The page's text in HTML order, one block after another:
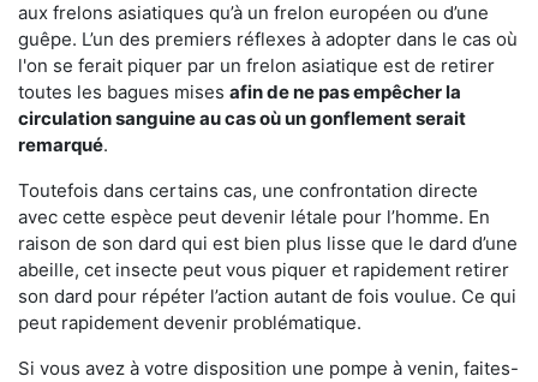
aux frelons asiatiques qu’à un frelon européen ou d’une
guêpe. L’un des premiers réflexes à adopter dans le cas où
l'on se ferait piquer par un frelon asiatique est de retirer
toutes les bagues mises afin de ne pas empêcher la
circulation sanguine au cas où un gonflement serait
remarqué.
Toutefois dans certains cas, une confrontation directe
avec cette espèce peut devenir létale pour l’homme. En
raison de son dard qui est bien plus lisse que le dard d’une
abeille, cet insecte peut vous piquer et rapidement retirer
son dard pour répéter l’action autant de fois voulue. Ce qui
peut rapidement devenir problématique.
Si vous avez à votre disposition une pompe à venin, faites-